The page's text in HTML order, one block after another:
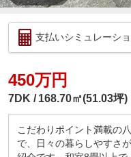
支払いシミュレーシ
450万円
7DK 168.70㎡(51.03坪)
こだわりポイント満載の
で、日々の暮らしやすさ